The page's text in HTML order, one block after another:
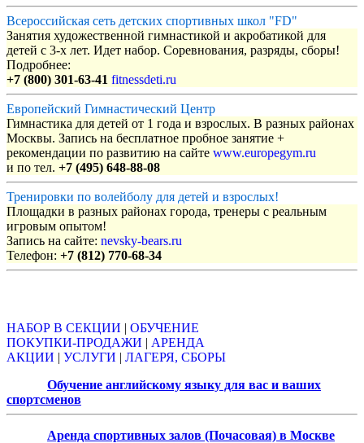
Всероссийская сеть детских спортивных школ "FD"
Занятия художественной гимнастикой и акробатикой для
детей с 3-х лет. Идет набор. Соревнования, разряды, сборы!
Подробнее:
+7 (800) 301-63-41 fitnessdeti.ru
Европейский Гимнастический Центр
Гимнастика для детей от 1 года и взрослых. В разных районах
Москвы. Запись на бесплатное пробное занятие +
рекомендации по развитию на сайте www.europegym.ru
и по тел. +7 (495) 648-88-08
Тренировки по волейболу для детей и взрослых!
Площадки в разных районах города, тренеры с реальным
игровым опытом!
Запись на сайте: nevsky-bears.ru
Телефон: +7 (812) 770-68-34
НАБОР В СЕКЦИИ | ОБУЧЕНИЕ
ПОКУПКИ-ПРОДАЖИ | АРЕНДА
АКЦИИ | УСЛУГИ | ЛАГЕРЯ, СБОРЫ
Обучение английскому языку для вас и ваших
спортсменов
Аренда спортивных залов (Почасовая) в Москве